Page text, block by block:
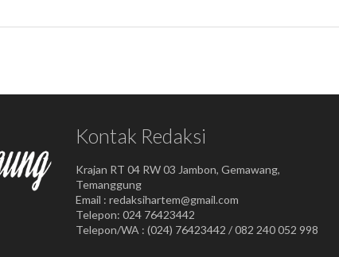
Kontak Redaksi
Krajan RT 04 RW 03 Jambon, Gemawang,
Temanggung
Email : redaksihartem@gmail.com
Telepon: 024 76423442
Telepon/WA : (024) 76423442 / 082 240 052 998